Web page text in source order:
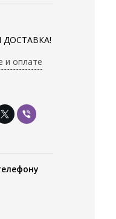
ДОСТАВКА!
и оплате